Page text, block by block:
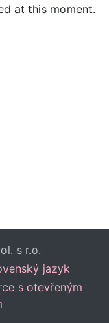
at this moment.
s r.o.
jazyk
s otevřeným